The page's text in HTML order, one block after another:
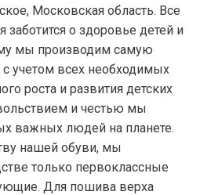
Московская область. Все
о здоровье детей и
мы производим самую
учетом всех необходимых
роста и развития детских
и честью мы
важных людей на планете.
нашей обуви, мы
только первоклассные
Для пошива верха